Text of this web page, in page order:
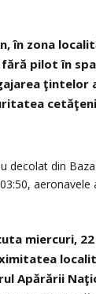
în zona
pilot în
ţintelor
decolat din
aeronavele
miercuri,
Apărării